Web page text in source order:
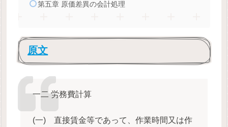
第五章 原価差異の会計処理
原文
一二 労務費計算
(一) 直接賃金等であって、作業時間又は作